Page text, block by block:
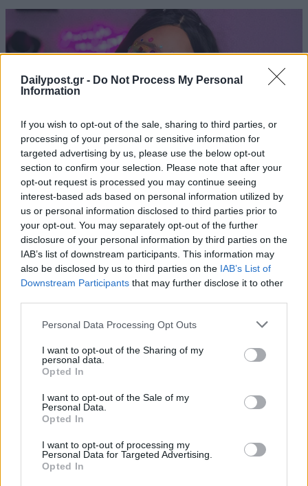
Dailypost.gr - Do Not Process My Personal
Information
If you wish to opt-out of the sale, sharing to third parties, or
processing of your personal or sensitive information for
targeted advertising by us, please use the below opt-out
section to confirm your selection. Please note that after your
opt-out request is processed you may continue seeing
interest-based ads based on personal information utilized by
us or personal information disclosed to third parties prior to
your opt-out. You may separately opt-out of the further
disclosure of your personal information by third parties on the
IAB’s list of downstream participants. This information may
also be disclosed by us to third parties on the IAB’s List of
Downstream Participants that may further disclose it to other
Personal Data Processing Opt Outs
I want to opt-out of the Sharing of my
personal data.
Opted In
I want to opt-out of the Sale of my
Personal Data.
Opted In
I want to opt-out of processing my
Personal Data for Targeted Advertising.
Opted In